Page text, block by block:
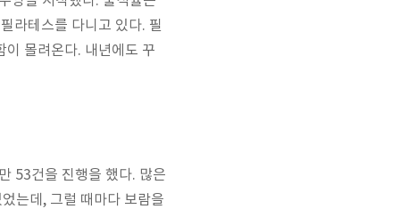
라테스를 다니고 있다. 필
이 몰려온다. 내년에도 꾸
53건을 진행을 했다. 많은
는데, 그럴 때마다 보람을